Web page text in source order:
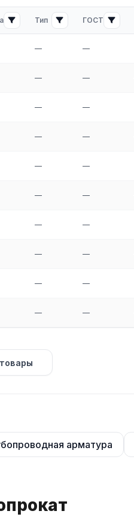
по телефону или через
Тип ГОСТ
— —
— —
— —
— —
— —
— —
— —
— —
— —
— —
арматура